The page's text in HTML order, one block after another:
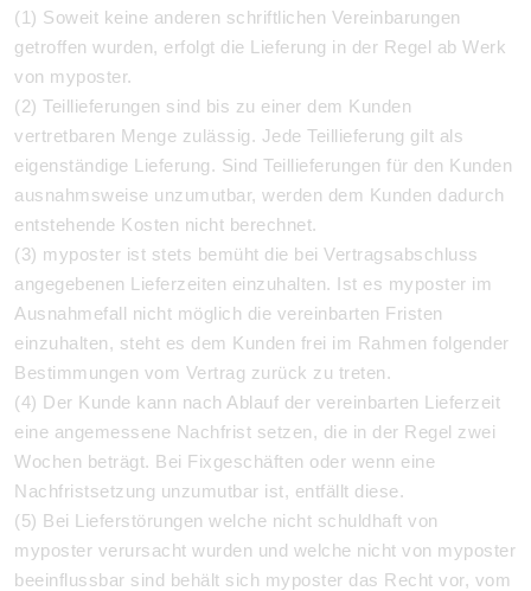
(1) Soweit keine anderen schriftlichen Vereinbarungen
getroffen wurden, erfolgt die Lieferung in der Regel ab Werk
von myposter.
(2) Teillieferungen sind bis zu einer dem Kunden
vertretbaren Menge zulässig. Jede Teillieferung gilt als
eigenständige Lieferung. Sind Teillieferungen für den Kunden
ausnahmsweise unzumutbar, werden dem Kunden dadurch
entstehende Kosten nicht berechnet.
(3) myposter ist stets bemüht die bei Vertragsabschluss
angegebenen Lieferzeiten einzuhalten. Ist es myposter im
Ausnahmefall nicht möglich die vereinbarten Fristen
einzuhalten, steht es dem Kunden frei im Rahmen folgender
Bestimmungen vom Vertrag zurück zu treten.
(4) Der Kunde kann nach Ablauf der vereinbarten Lieferzeit
eine angemessene Nachfrist setzen, die in der Regel zwei
Wochen beträgt. Bei Fixgeschäften oder wenn eine
Nachfristsetzung unzumutbar ist, entfällt diese.
(5) Bei Lieferstörungen welche nicht schuldhaft von
myposter verursacht wurden und welche nicht von myposter
beeinflussbar sind behält sich myposter das Recht vor, vom